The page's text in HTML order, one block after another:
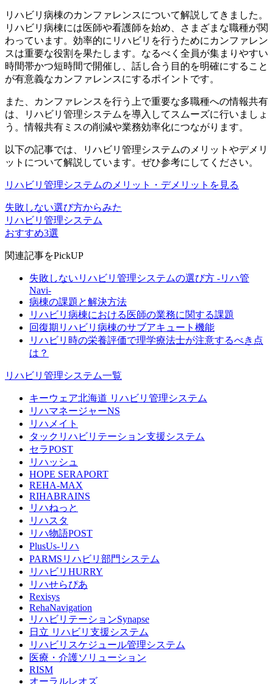
リハビリ病棟のカンファレンスについて解説してきました。
リハビリ病棟には医師や看護師を始め、さまざまな職種が関
わっています。効率的にリハビリを行うためにカンファレン
スは重要な役割を果たします。なるべく全員が集まりやすい
時間帯かつ短時間で開催し、話し合う目的を明確にすること
が有意義なカンファレンスにするポイントです。
また、カンファレンスを行う上で重要な多職種への情報共有
は、リハビリ管理システムを導入してスムーズに行いましょ
う。情報共有ミスの削減や業務効率化につながります。
以下の記事では、リハビリ管理システムのメリットやデメリ
ットについて解説しています。ぜひ参考にしてください。
リハビリ管理システムのメリット・デメリットを見る
失敗しない選び方からみた
リハビリ管理システム
おすすめ3選
関連記事をPickUP
失敗しないリハビリ管理システムの選び方 -リハ管
Navi-
病棟の課題と解決方法
リハビリ病棟における医師の業務に関する課題
回復期リハビリ病棟のサブアキュート機能
リハビリ時の栄養評価で理学療法士が注意するべき点
は？
リハビリ管理システム一覧
キーウェア北海道 リハビリ管理システム
リハマネージャーNS
リハメイト
タックリハビリテーション支援システム
セラPOST
リハッシュ
HOPE SERAPORT
REHA-MAX
RIHABRAINS
リハねっと
リハスタ
リハ物語POST
PlusUs-リハ
PARMSリハビリ部門システム
リハビリHURRY
リハせらぴあ
Rexisys
RehaNavigation
リハビリテーションSynapse
日立 リハビリ支援システム
リハビリスケジュール管理システム
医療・介護ソリューション
RISM
オーラルレオズ